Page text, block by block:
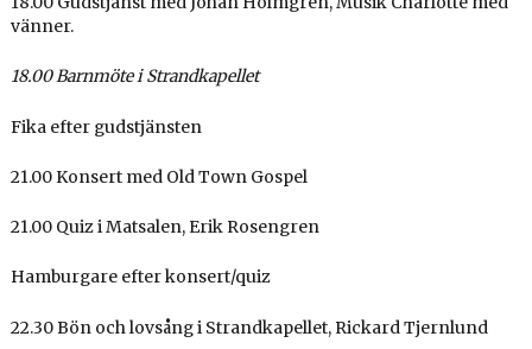
vänner.
18.00 Barnmöte i Strandkapellet
Fika efter gudstjänsten
21.00 Konsert med Old Town Gospel
21.00 Quiz i Matsalen, Erik Rosengren
Hamburgare efter konsert/quiz
22.30 Bön och lovsång i Strandkapellet, Rickard Tjernlund